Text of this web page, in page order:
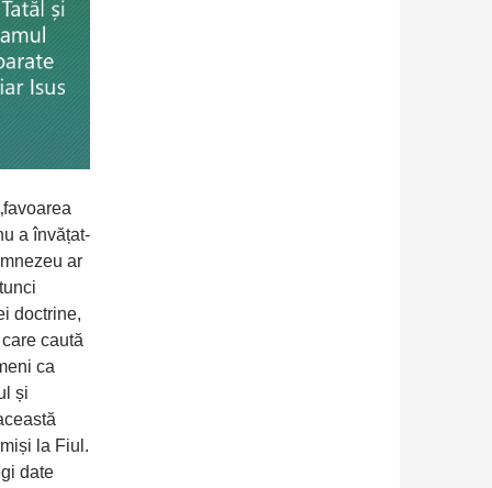
a învățat-
ar
doctrine,
caută
ca
și
la Fiul.
date